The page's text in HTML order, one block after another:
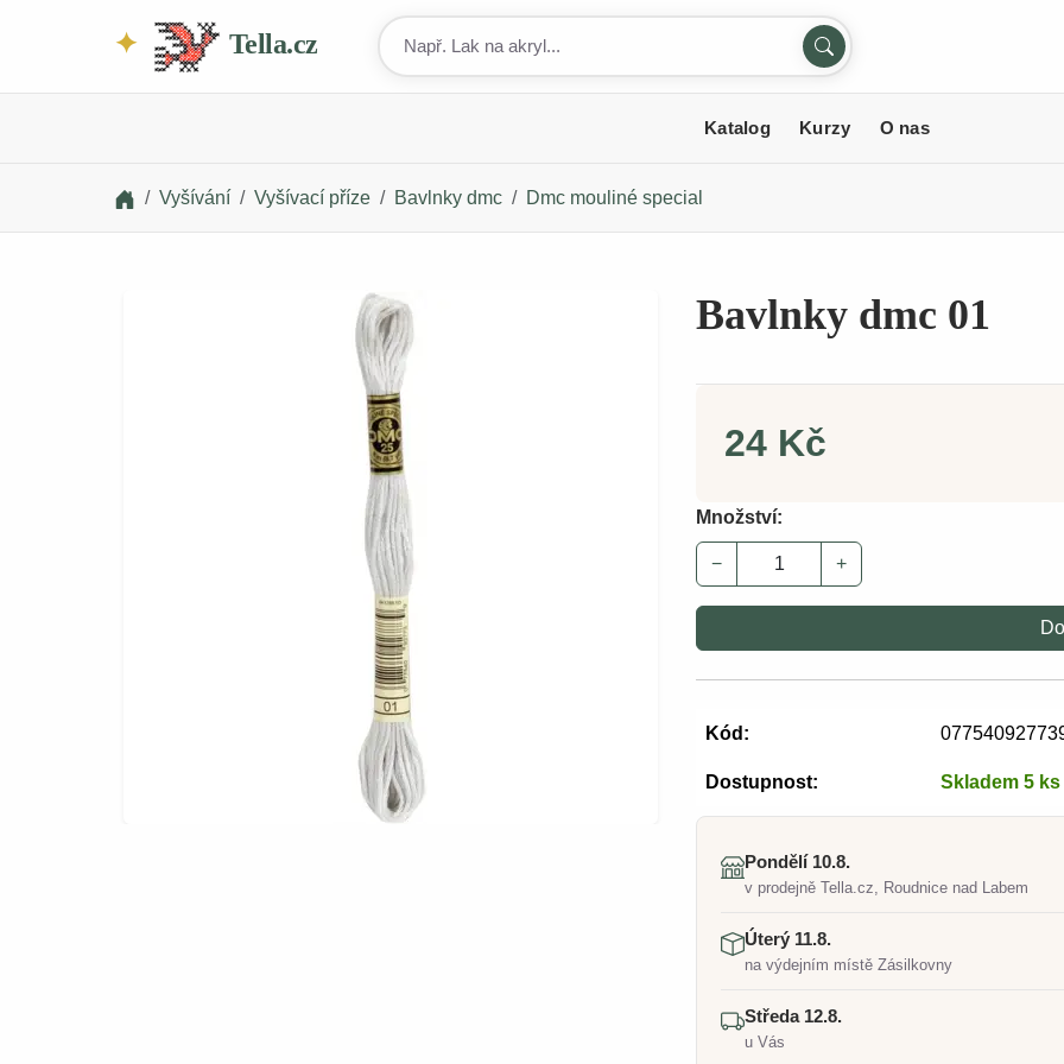
Tella.cz
Katalog Kurzy O nas
Vyšívání Vyšívací příze Bavlnky dmc Dmc mouliné special
Bavlnky dmc 01
24 Kč
Množství:
− +
Kód:
Dostupnost: Skladem 5 ks
Pondělí 10.8.
v prodejně Tella.cz, Roudnice nad Labem
Úterý 11.8.
na výdejním místě Zásilkovny
Středa 12.8.
u Vás